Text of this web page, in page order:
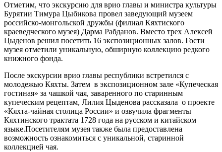
Отметим, что экскурсию для врио главы и министра культуры
Бурятии Тимура Цыбикова провел заведующий музеем
российско-монгольской дружбы (филиал Кяхтиского
краеведческого музея) Дарма Рабданов. Вместо трех Алексей
Цыденов решил посетить 16 экспозиционных залов. Гости
музея отметили уникальную, обширную коллекцию редкого
книжного фонда.
После экскурсии врио главы республики встретился с
молодежью Кяхты. Затем в экспозиционном зале «Купеческая
гостиная» за чашкой чая, заваренного по старинным
купеческим рецептам, Лилия Цыденова рассказала о проекте
«Кяхта-чайная столица России» и озвучила фрагменты
Кяхтинского трактата 1728 года на русском и китайском
языке.Посетителям музея также была предоставлена
возможность ознакомиться с уникальной, старинной
коллекцией чая.